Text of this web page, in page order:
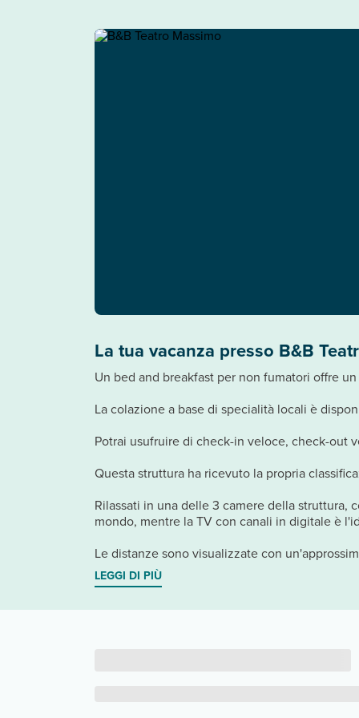
La tua vacanza presso B&B
Un bed and breakfast per non fumatori offre
La colazione a base di specialità locali è
Potrai usufruire di check-in veloce, check-out
Questa struttura ha ricevuto la propria
Rilassati in una delle 3 camere della
mondo, mentre la TV con canali in digitale è
Le distanze sono visualizzate con
LEGGI DI PIÙ